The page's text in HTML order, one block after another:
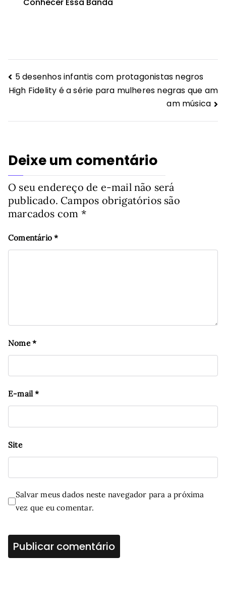
Conhecer Essa Banda
Navegação
de
Post
5 desenhos infantis com protagonistas negros
High Fidelity é a série para mulheres negras que am
am música
Deixe um comentário
O seu endereço de e-mail não será
publicado. Campos obrigatórios são
marcados com *
Comentário*
Nome*
E-mail*
Site
Salvar meus dados neste navegador para a próxima
vez que eu comentar.